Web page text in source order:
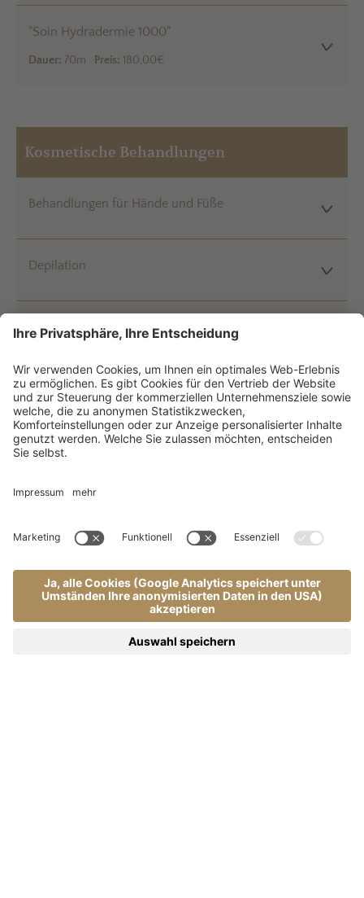
"Soin Hydradermie 1000"
Dauer: 70m Preis: 180,00€
Kosmetische Behandlungen
Behandlungen für Hände und Füße
Depilation
Semipermanenter Nagellack für Hände und Füße
Augenbrauen und Wimpern
Körperbehandlungen by Guinot
"Techni - Minceur Anticellulite"
Dauer:50m Preis:110,00€
"Techni - Fermentè Dynamisant"